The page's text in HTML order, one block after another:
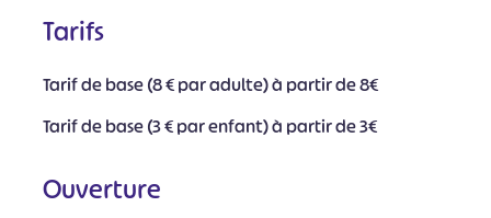
Tarifs
Tarif de base (8 € par adulte) à partir de 8€
Tarif de base (3 € par enfant) à partir de 3€
Ouverture